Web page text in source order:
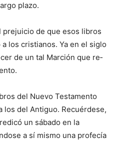
plazo.
de que esos libros
los cristianos. Ya en el siglo
de un tal Marción que re­
del Nuevo Testamento
los del Antiguo. Recuérdese,
un sábado en la
a sí mismo una profecía